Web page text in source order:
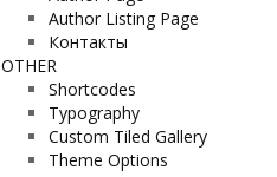
Author Listing Page
Контакты
OTHER
Shortcodes
Typography
Custom Tiled Gallery
Theme Options